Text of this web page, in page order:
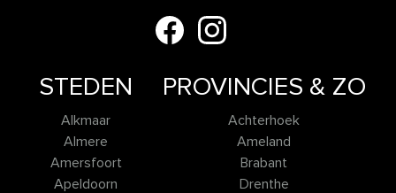
STEDEN
Alkmaar
Almere
Amersfoort
Apeldoorn
PROVINCIES & ZO
Achterhoek
Ameland
Brabant
Drenthe